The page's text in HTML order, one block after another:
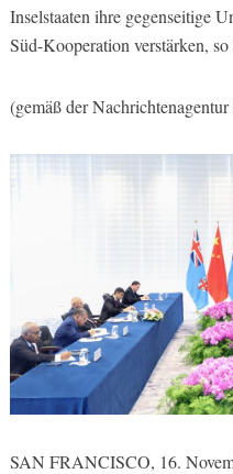
Inselstaaten ihre gegenseitige
Süd-Kooperation verstärken,
(gemäß der
SAN FRANCISCO, 16.